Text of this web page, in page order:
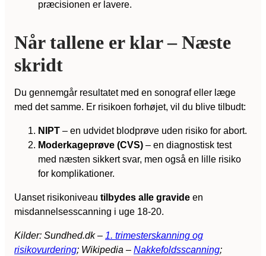
præcisionen er lavere.
Når tallene er klar – Næste
skridt
Du gennemgår resultatet med en sonograf eller læge
med det samme. Er risikoen forhøjet, vil du blive tilbudt:
NIPT – en udvidet blodprøve uden risiko for abort.
Moderkageprøve (CVS) – en diagnostisk test
med næsten sikkert svar, men også en lille risiko
for komplikationer.
Uanset risikoniveau tilbydes alle gravide en
misdannelsesscanning i uge 18-20.
Kilder: Sundhed.dk – 1. trimesterskanning og
risikovurdering; Wikipedia – Nakkefoldsscanning;